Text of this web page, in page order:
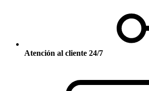
Atención al cliente 24/7